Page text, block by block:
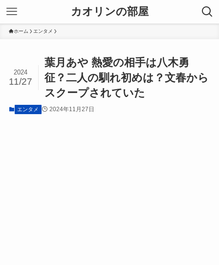
カオリンの部屋
ホーム エンタメ
葉月あや 熱愛の相手は八木勇
征？二人の馴れ初めは？文春から
スクープされていた
2024
11/27
エンタメ 2024年11月27日